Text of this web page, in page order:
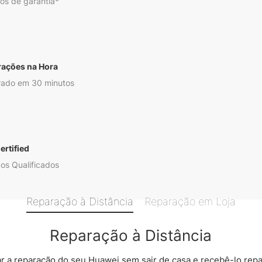
na Hora
em 30 minutos
Qualificados
Reparação à Distância Reparação em Loja
Reparação à Distância